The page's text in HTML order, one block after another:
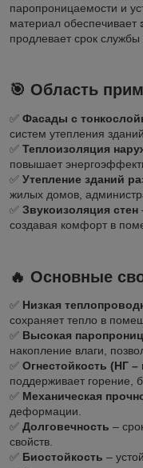
паропроницаемости и
материал обеспечивает
продлевает срок
🎯 Область
✅ Фасады с
систем утепления
✅ Теплоизоляция
повышает
✅ Утепление зданий
жилых домов,
✅ Звукоизоляция стен
создавая комфорт в
🔥 Основные
✅ Низкая
сохраняет тепло в
✅ Высокая
накопление влаги,
✅ Огнестойкость (НГ
поддерживает горение,
✅ Механическая
деформации.
✅ Долговечность –
свойств.
✅ Биостойкость –